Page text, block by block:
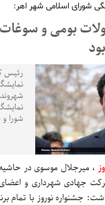
شورای اسلامی شهر اهر:
رئیس
شورا و
جهادی شهرداری و
جشنواره نوروز با